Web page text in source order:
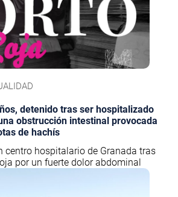
detenido tras ser hospitalizado
obstrucción intestinal provocada
de hachís
centro hospitalario de Granada tras
por un fuerte dolor abdominal